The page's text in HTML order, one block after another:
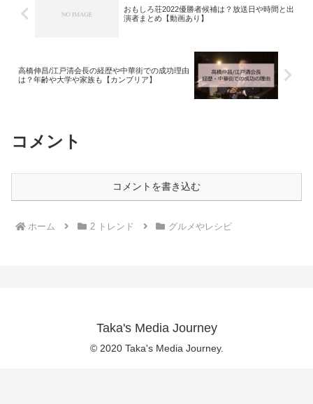
おもしろ荘2022優勝者候補は？放送日や時間と出
演者まとめ【動画あり】
高橋伸昌/江戸清会長の経歴や中華街での成功理由
は？年齢や大学や家族も【カンブリア】
コメント
コメントを書き込む
ホーム 2 トレンド グルメやレシピ
Taka's Media Journey
© 2020 Taka's Media Journey.